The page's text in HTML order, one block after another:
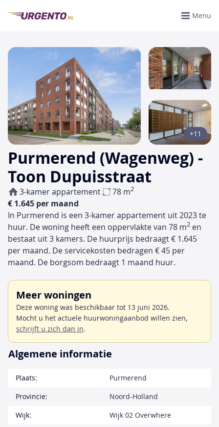
Menu
Purmerend (Wagenweg) -
Toon Dupuisstraat
3-kamer appartement 78 m2
€ 1.645 per maand
+11
In Purmerend is een 3-kamer appartement uit 2023 te
huur. De woning heeft een oppervlakte van 78 m2 en
bestaat uit 3 kamers. De huurprijs bedraagt € 1.645
per maand. De servicekosten bedragen € 45 per
maand. De borgsom bedraagt 1 maand huur.
Meer woningen
Deze woning was beschikbaar tot 13 juni 2026.
Mocht u het actuele huurwoningaanbod willen zien,
schrijft u zich dan in.
Algemene informatie
Plaats:
Purmerend
Provincie:
Noord-Holland
Wijk:
Wijk 02 Overwhere